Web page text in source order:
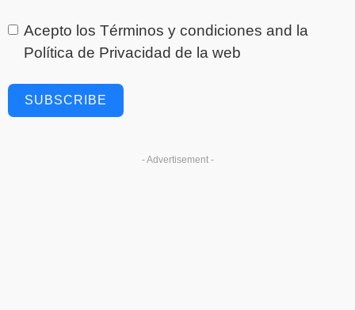
Acepto los Términos y condiciones and la
Política de Privacidad de la web
SUBSCRIBE
- Advertisement -